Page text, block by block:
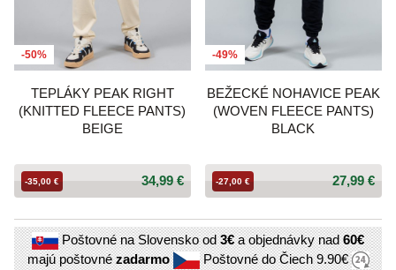
-50%
TEPLÁKY PEAK RIGHT
(KNITTED FLEECE PANTS)
BEIGE
34,99 €
-35,00 €
-49%
BEŽECKÉ NOHAVICE PEAK
(WOVEN FLEECE PANTS)
BLACK
27,99 €
-27,00 €
Poštovné na Slovensko od3€a objednávky nad60€
majú poštovnézadarmo Poštovné do Čiech9.90€